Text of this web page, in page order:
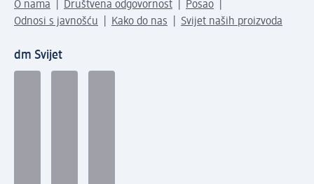
O nama Društvena odgovornost
Posao
Odnosi s javnošću
Kako do nas Svijet naših proizvoda
dm Svijet